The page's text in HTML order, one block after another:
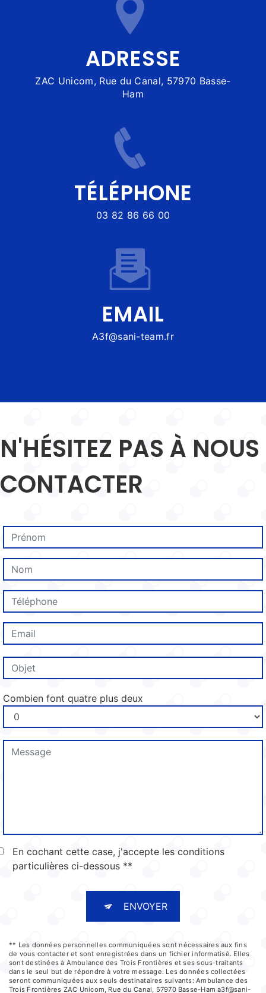
ADRESSE
ZAC Unicom, Rue du Canal, 57970 Basse-
Ham
TÉLÉPHONE
03 82 86 66 00
EMAIL
a3f@sani-team.fr
N'HÉSITEZ PAS À NOUS
CONTACTER
Combien font quatre plus deux
En cochant cette case, j'accepte les conditions
particulières ci-dessous **
ENVOYER
** Les données personnelles communiquées sont nécessaires aux fins
de vous contacter et sont enregistrées dans un fichier informatisé. Elles
sont destinées à Ambulance des Trois Frontières et ses sous-traitants
dans le seul but de répondre à votre message. Les données collectées
seront communiquées aux seuls destinataires suivants: Ambulance des
Trois Frontières ZAC Unicom, Rue du Canal, 57970 Basse-Ham a3f@sani-